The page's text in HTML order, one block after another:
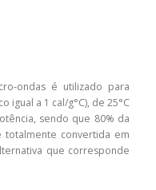
ondas é utilizado para
igual a 1 cal/g°C), de 25°C
sendo que 80% da
convertida em
que corresponde